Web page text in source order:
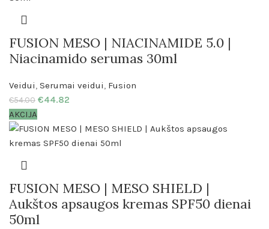
FUSION MESO | NIACINAMIDE 5.0 |
Niacinamido serumas 30ml
Veidui, Serumai veidui, Fusion
€54.00 €44.82
AKCIJA
FUSION MESO | MESO SHIELD |
Aukštos apsaugos kremas SPF50 dienai
50ml